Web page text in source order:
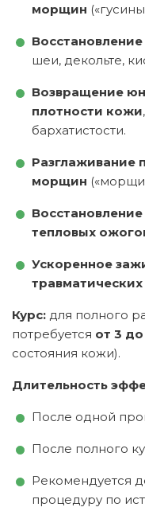
морщин
шеи, декольте,
Возвращение
плотности кожи
бархатистости.
Разглаживание
морщин
тепловых
Ускоренное
Курс: для полного
потребуется от 3
состояния кожи).
Длительность
После одной
После полного
Рекомендуется
процедуру по